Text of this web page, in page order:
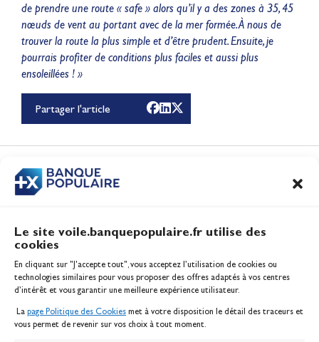
Le site voile.banquepopulaire.fr utilise des
cookies
En cliquant sur "J'accepte tout", vous acceptez l’utilisation de cookies ou
technologies similaires pour vous proposer des offres adaptés à vos centres
d’intérêt et vous garantir une meilleure expérience utilisateur.
La page Politique des Cookies met à votre disposition le détail des traceurs et
vous permet de revenir sur vos choix à tout moment.
de prendre une route « safe » alors qu’il y a des zones à 35, 45
nœuds de vent au portant avec de la mer formée. À nous de
trouver la route la plus simple et d’être prudent. Ensuite, je
pourrais profiter de conditions plus faciles et aussi plus
ensoleillées ! »
Partager l'article
CONTENUS
Le récap de Juin 2026
Inscription serveur média
Contact
Politique des cookies